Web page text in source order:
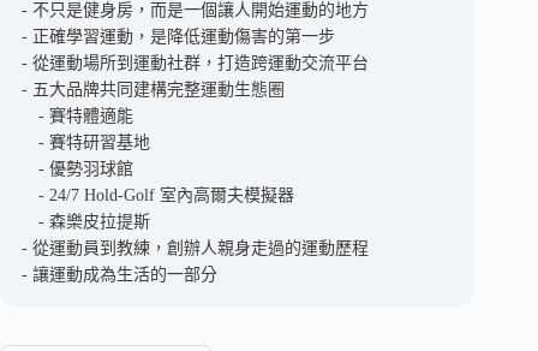
不只是健身房，而是一個讓人開始運動的地方
正確學習運動，是降低運動傷害的第一步
從運動場所到運動社群，打造跨運動交流平台
五大品牌共同建構完整運動生態圈
賽特體適能
賽特研習基地
優勢羽球館
24/7 Hold-Golf 室內高爾夫模擬器
森樂皮拉提斯
從運動員到教練，創辦人親身走過的運動歷程
讓運動成為生活的一部分